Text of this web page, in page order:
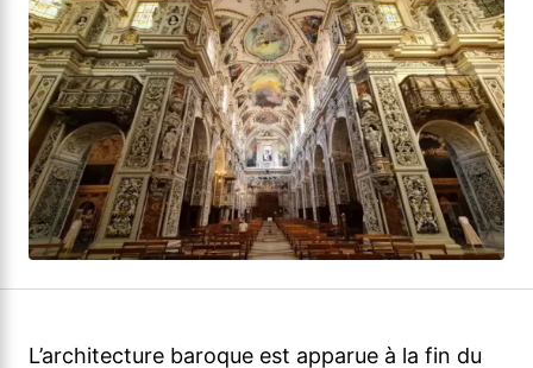
L’architecture baroque est apparue à la fin du